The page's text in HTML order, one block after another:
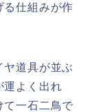
る仕組みが作
ヤ道具が並ぶ
運よく出れ
て一石二鳥で